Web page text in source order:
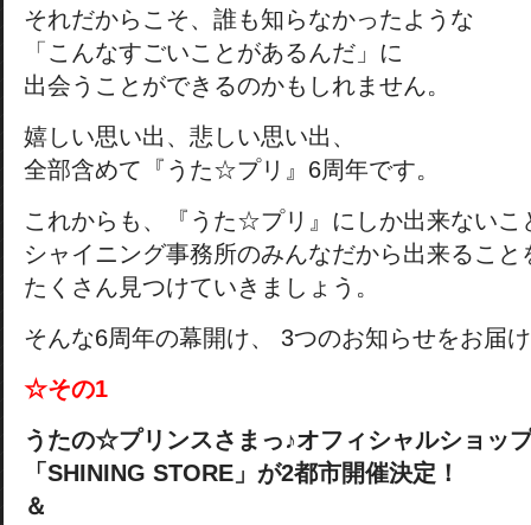
それだからこそ、誰も知らなかったような
「こんなすごいことがあるんだ」に
出会うことができるのかもしれません。
嬉しい思い出、悲しい思い出、
全部含めて『うた☆プリ』6周年です。
これからも、『うた☆プリ』にしか出来ないこ
シャイニング事務所のみんなだから出来ること
たくさん見つけていきましょう。
そんな6周年の幕開け、 3つのお知らせをお届
☆その1
うたの☆プリンスさまっ♪オフィシャルショッ
「SHINING STORE」が2都市開催決定！
＆